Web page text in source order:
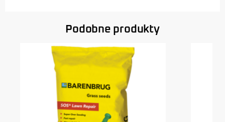
Podobne produkty